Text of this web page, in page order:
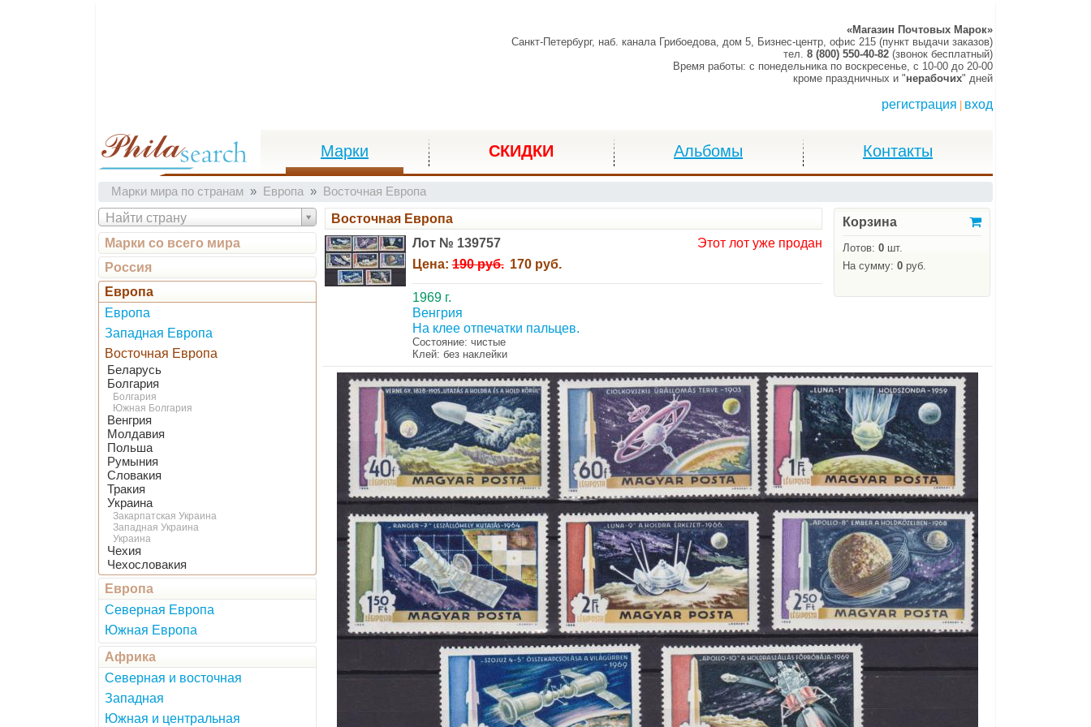
«Магазин Почтовых Марок»
Санкт-Петербург, наб. канала Грибоедова, дом 5, Бизнес-центр, офис 215 (пункт выдачи заказов)
тел. 8 (800) 550-40-82 (звонок бесплатный)
Время работы: c понедельника по воскресенье, c 10-00 до 20-00
кроме праздничных и "нерабочих" дней
регистрация вход
Марки СКИДКИ Альбомы Контакты
Марки мира по странам Европа Восточная Европа
Найти страну
Марки со всего мира
Россия
Европа
Европа
Западная Европа
Восточная Европа
Беларусь
Болгария
Болгария
Южная Болгария
Венгрия
Молдавия
Польша
Румыния
Словакия
Тракия
Украина
Закарпатская Украина
Западная Украина
Украина
Чехия
Чехословакия
Европа
Северная Европа
Южная Европа
Африка
Северная и восточная
Западная
Южная и центральная
Корзина
Лотов:0 шт.
На сумму:0 руб.
Восточная Европа
Лот № 139757
Цена:190 руб. 170 руб.
Этот лот уже продан
1969 г.
Венгрия
На клее отпечатки пальцев.
Состояние: чистые
Клей: без наклейки